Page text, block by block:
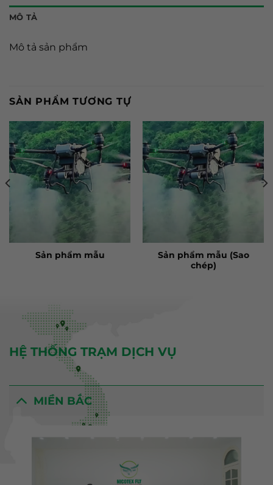
MÔ TẢ
Mô tả sản phẩm
SẢN PHẨM TƯƠNG TỰ
Sản phẩm mẫu
Sản phẩm mẫu (Sao
chép)
HỆ THỐNG TRẠM DỊCH VỤ
MIỀN BẮC